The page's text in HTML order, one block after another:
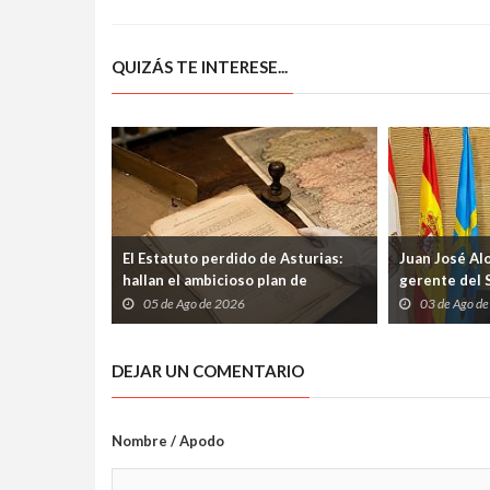
QUIZÁS TE INTERESE...
El Estatuto perdido de Asturias:
hallan el ambicioso plan de
autogobierno que la guerra
condenó al olvido
05 de Ago de 2026
Juan José
gerente del
etapa
los
03 de Ago
DEJAR UN COMENTARIO
Nombre / Apodo